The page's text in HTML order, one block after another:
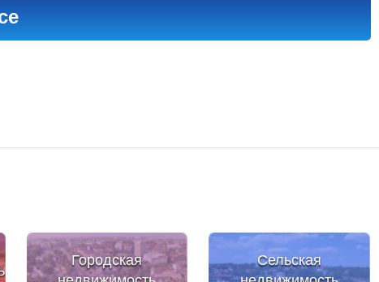
Городская
Сельская